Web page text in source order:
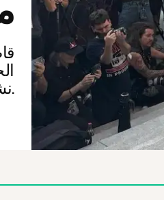
نشاط خليل في دعم فلسطين.